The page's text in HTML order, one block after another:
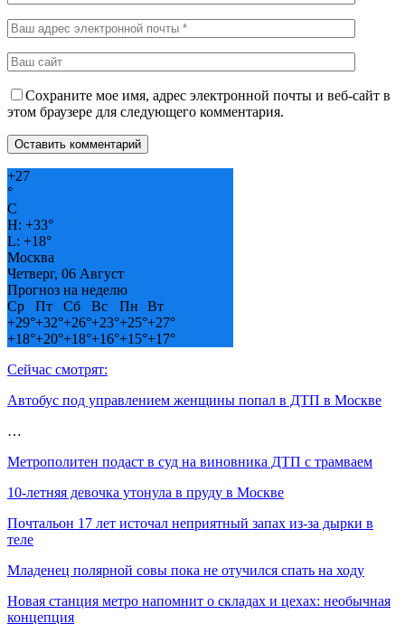
Сохраните мое имя, адрес электронной почты и веб-сайт в
этом браузере для следующего комментария.
+27
°
C
H: +33°
L: +18°
Москва
Четверг, 06 Август
Прогноз на неделю
Ср
Пт Сб Вс Пн
Вт
+29°+32°+26°+23°+25°+27°
+18°+20°+18°+16°+15°+17°
Сейчас смотрят:
Автобус под управлением женщины попал в ДТП в Москве
…
Метрополитен подаст в суд на виновника ДТП с трамваем
10-летняя девочка утонула в пруду в Москве
Почтальон 17 лет источал неприятный запах из-за дырки в
теле
Младенец полярной совы пока не отучился спать на ходу
Новая станция метро напомнит о складах и цехах: необычная
концепция